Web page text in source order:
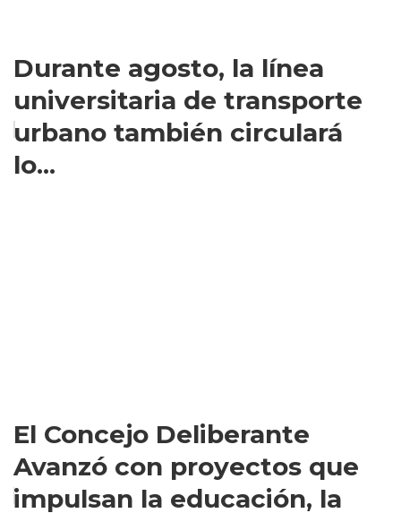
Durante agosto, la línea
universitaria de transporte
urbano también circulará
lo...
El Concejo Deliberante
Avanzó con proyectos que
impulsan la educación, la